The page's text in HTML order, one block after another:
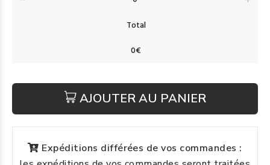
AJOUTER AU PANIER
Expéditions différées de vos commandes :